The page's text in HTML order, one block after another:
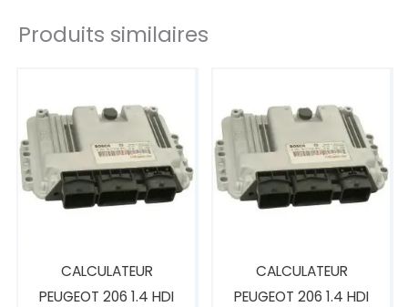
Produits similaires
CALCULATEUR
PEUGEOT 206 1.4 HDI
CALCULATEUR
PEUGEOT 206 1.4 HDI